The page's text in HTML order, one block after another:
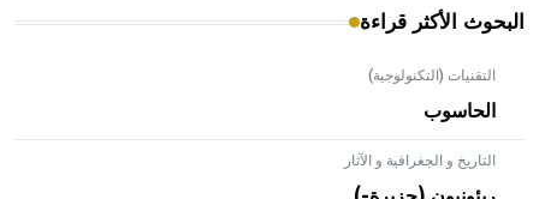
البحوث الأكثر قراءة
التقنيات (التكنولوجية)
الحاسوب
التاريخ و الجغرافية و الآثار